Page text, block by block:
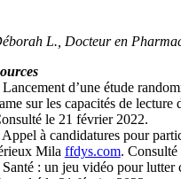
L., Docteur en
d’une étude
sur les capacités de
le 21 février 2022.
à candidatures pour
Mila ffdys.com.
: un jeu vidéo pour lutter